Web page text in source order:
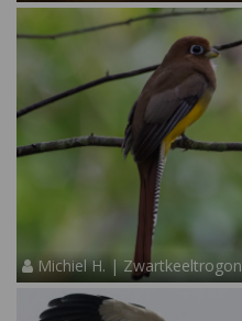
Michiel H. | Zwartkeeltrogon